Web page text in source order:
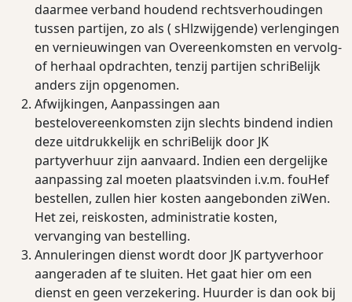
daarmee verband houdend rechtsverhoudingen
tussen partijen, zo als ( sHlzwijgende) verlengingen
en vernieuwingen van Overeenkomsten en vervolg-
of herhaal opdrachten, tenzij partijen schriBelijk
anders zijn opgenomen.
Afwijkingen, Aanpassingen aan
bestelovereenkomsten zijn slechts bindend indien
deze uitdrukkelijk en schriBelijk door JK
partyverhuur zijn aanvaard. Indien een dergelijke
aanpassing zal moeten plaatsvinden i.v.m. fouHef
bestellen, zullen hier kosten aangebonden ziWen.
Het zei, reiskosten, administratie kosten,
vervanging van bestelling.
Annuleringen dienst wordt door JK partyverhoor
aangeraden af te sluiten. Het gaat hier om een
dienst en geen verzekering. Huurder is dan ook bij